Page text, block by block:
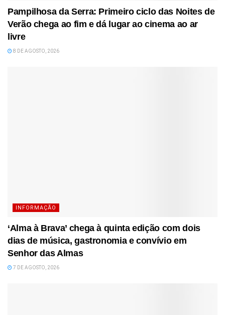
Pampilhosa da Serra: Primeiro ciclo das Noites de
Verão chega ao fim e dá lugar ao cinema ao ar
livre
8 DE AGOSTO, 2026
INFORMAÇÃO
‘Alma à Brava’ chega à quinta edição com dois
dias de música, gastronomia e convívio em
Senhor das Almas
7 DE AGOSTO, 2026